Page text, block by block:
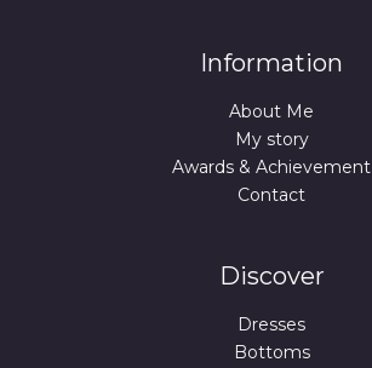
Information
About Me
My story
Awards & Achievement
Contact
Discover
Dresses
Bottoms